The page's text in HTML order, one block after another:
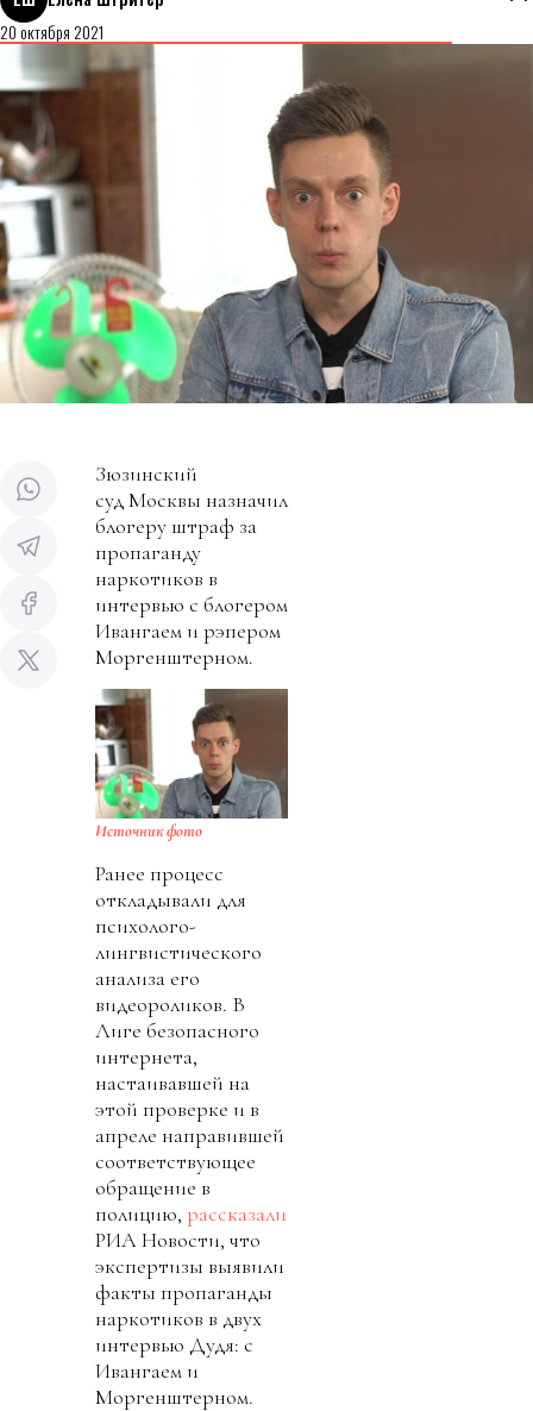
20 октября 2021
Зюзинский
суд Москвы назначил
блогеру штраф за
пропаганду
наркотиков в
интервью с блогером
Ивангаем и рэпером
Моргенштерном.
Источник фото
Ранее процесс
откладывали для
психолого-
лингвистического
анализа его
видеороликов. В
Лиге безопасного
интернета,
настаивавшей на
этой проверке и в
апреле направившей
соответствующее
обращение в
полицию, рассказали
РИА Новости, что
экспертизы выявили
факты пропаганды
наркотиков в двух
интервью Дудя: с
Ивангаем и
Моргенштерном.